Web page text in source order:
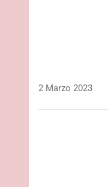
2 Marzo 2023